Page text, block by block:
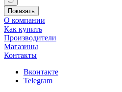
Показать
О компании
Как купить
Производители
Магазины
Контакты
Вконтакте
Telegram